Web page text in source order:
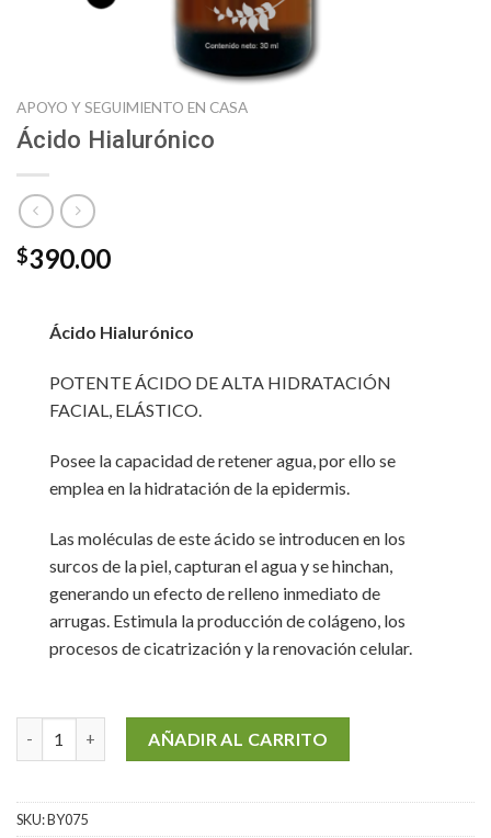
APOYO Y SEGUIMIENTO EN CASA
Ácido Hialurónico
$390.00
Ácido Hialurónico
POTENTE ÁCIDO DE ALTA HIDRATACIÓN
FACIAL, ELÁSTICO.
Posee la capacidad de retener agua, por ello se
emplea en la hidratación de la epidermis.
Las moléculas de este ácido se introducen en los
surcos de la piel, capturan el agua y se hinchan,
generando un efecto de relleno inmediato de
arrugas. Estimula la producción de colágeno, los
procesos de cicatrización y la renovación celular.
Ácido Hialurónico cantidadAÑADIR AL CARRITO
SKU:BY075